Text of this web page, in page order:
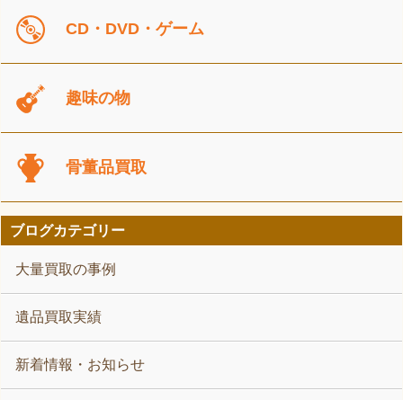
CD・DVD・ゲーム
趣味の物
骨董品買取
ブログカテゴリー
大量買取の事例
遺品買取実績
新着情報・お知らせ